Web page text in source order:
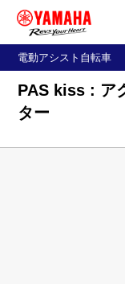
電動アシスト自転車
PAS kiss : ア
ター